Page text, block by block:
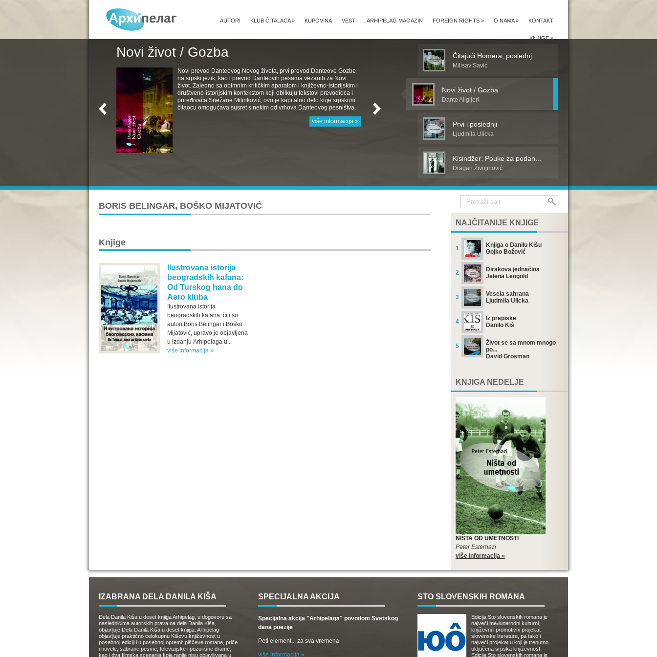
KONTAKT
O NAMA»
FOREIGN RIGHTS »
ARHIPELAG MAGAZIN
VESTI
KUPOVINA
KLUB ČITALACA»
AUTORI
KNJIGE»
Novi život / Gozba
Novi prevod Danteovog Novog života, prvi prevod Danteove Gozbe
na srpski jezik, kao i prevod Danteovih pesama vezanih za Novi
život. Zajedno sa obimnim kritičkim aparatom i književno-istorijskim i
društveno-istorijskim kontekstom koji oblikuju tekstovi prevodioca i
priređivača Snežane Milinković, ovo je kapitalno delo koje srpskom
čitaocu omogućava susret s nekim od vrhova Danteovog pesništva.
više informacija »
Čitajući Homera, poslednj...
Milisav Savić
Novi život / Gozba
Dante Aligijeri
Prvi i poslednji
Ljudmila Ulicka
Kisindžer: Pouke za podan...
Dragan Živojinović
BORIS BELINGAR, BOŠKO MIJATOVIĆ
Knjige
Ilustrovana istorija
beogradskih kafana:
Od Turskog hana do
Aero kluba
Ilustrovana istorija
beogradskih kafana, čiji su
autori Boris Belingar i Boško
Mijatović, upravo je objavljena
u izdanju Arhipelaga u...
više informacija »
NAJČITANIJE KNJIGE
1
Knjiga o Danilu Kišu
Gojko Božović
2
Dirakova jednačina
Jelena Lengold
3
Vesela sahrana
Ljudmila Ulicka
4
Iz prepiske
Danilo Kiš
5
Život se sa mnom mnogo
po...
David Grosman
KNJIGA NEDELJE
NIŠTA OD UMETNOSTI
Peter Esterhazi
više informacija »
IZABRANA DELA DANILA KIŠA
Dela Danila Kiša u deset knjiga Arhipelag, u dogovoru sa
naslednicima autorskih prava na dela Danila Kiša,
objavljuje Dela Danila Kiša u deset knjiga. Arhipelag
objavljuje praktično celokupnu Kišovu književnost u
posebnoj ediciji i u posebnoj opremi: piščeve romane, priče
i novele, sabrane pesme, televizijske i pozorišne drame,
kao i dva filmska scenarija koja ranije nisu objavljivana u
SPECIJALNA AKCIJA
Specijalna akcija "Arhipelaga" povodom Svetskog
dana poezije
Peti element... za sva vremena
više informacija »
STO SLOVENSKIH ROMANA
Edicija Sto slovenskih romana je
najveći međunarodni kulturni,
književni i promotivni projekat
slovenske literature, pa tako i
najveći projekat u koji je trenutno
uključena srpska književnost.
Edicija Sto slovenskih romana je